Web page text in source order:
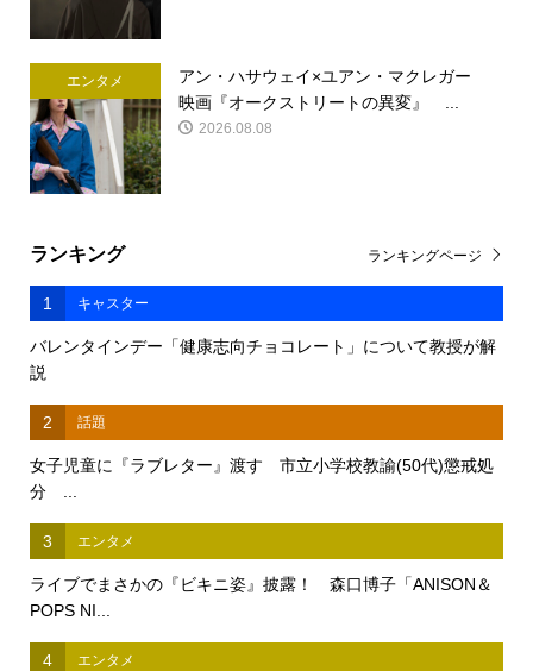
エンタメ
アン・ハサウェイ×ユアン・マクレガー
映画『オークストリートの異変』 ...
2026.08.08
ランキング
1 キャスター
バレンタインデー「健康志向チョコレート」について教授が解
説
2 話題
女子児童に『ラブレター』渡す 市立小学校教諭(50代)懲戒処
分 ...
3 エンタメ
ライブでまさかの『ビキニ姿』披露！ 森口博子「ANISON＆
POPS NI...
4 エンタメ
ランキングページ